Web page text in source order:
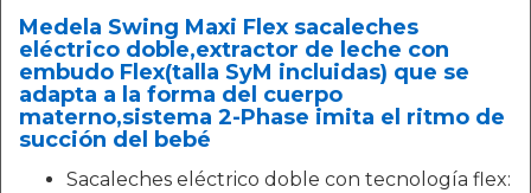
Medela Swing Maxi Flex sacaleches
eléctrico doble,extractor de leche con
embudo Flex(talla SyM incluidas) que se
adapta a la forma del cuerpo
materno,sistema 2-Phase imita el ritmo de
succión del bebé
Sacaleches eléctrico doble con tecnología flex: